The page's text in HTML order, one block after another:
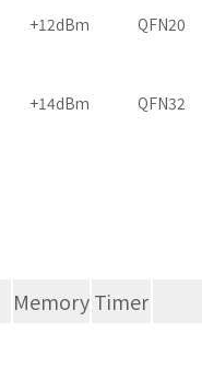
+12dBm QFN20
+14dBm QFN32
MemoryTimer